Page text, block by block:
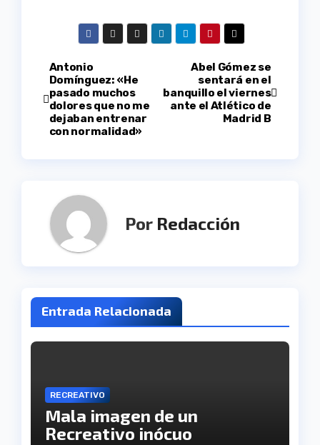
Navegación
de
entradas
Abel Gómez se
sentará en el
banquillo el viernes
ante el Atlético de
Madrid B
Antonio
Domínguez: «He
pasado muchos
dolores que no me
dejaban entrenar
con normalidad»
Por Redacción
Entrada Relacionada
RECREATIVO
Mala imagen de un
Recreativo inócuo